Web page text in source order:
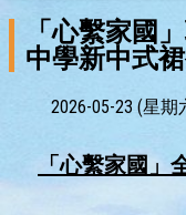
「心繫家國
中學新中式
2026-05-23 (星期
「心繫家國